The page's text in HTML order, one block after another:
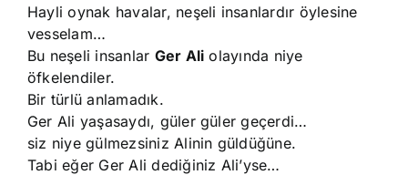
Hayli oynak havalar, neşeli insanlardır öylesine
vesselam…
Bu neşeli insanlar Ger Ali olayında niye
öfkelendiler.
Bir türlü anlamadık.
Ger Ali yaşasaydı, güler güler geçerdi…
siz niye gülmezsiniz Alinin güldüğüne.
Tabi eğer Ger Ali dediğiniz Ali’yse…